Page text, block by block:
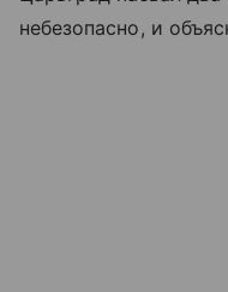
небезопасно, и